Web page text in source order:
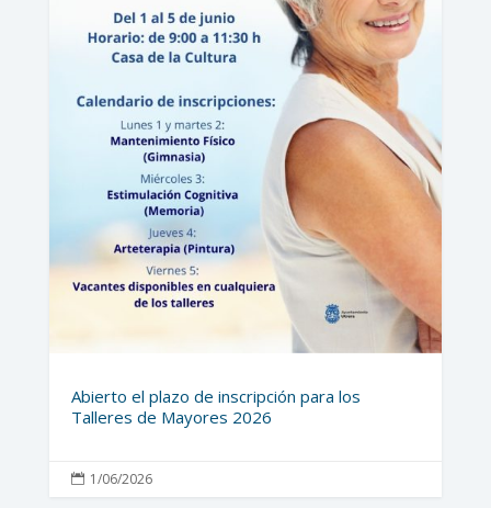
Abierto el plazo de inscripción para los
Talleres de Mayores 2026
 1/06/2026